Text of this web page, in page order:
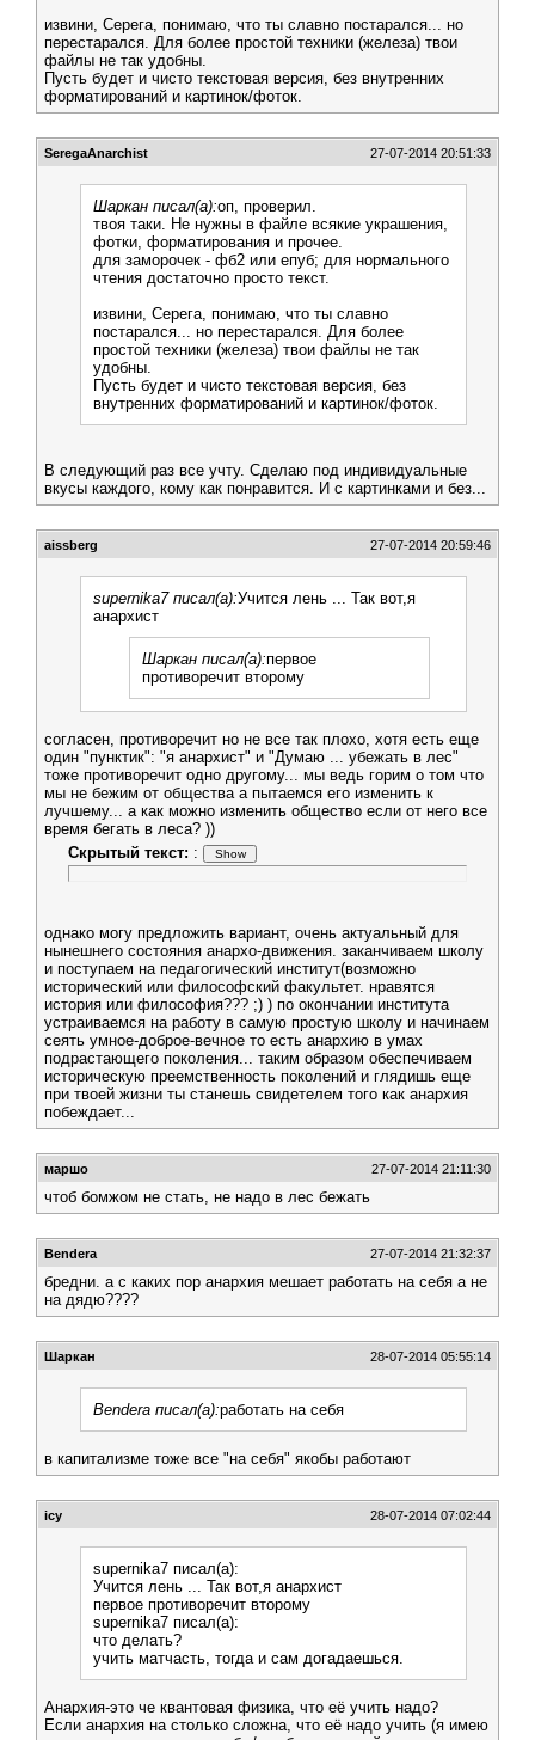
извини, Серега, понимаю, что ты славно постарался... но
перестарался. Для более простой техники (железа) твои
файлы не так удобны.
Пусть будет и чисто текстовая версия, без внутренних
форматирований и картинок/фоток.
SeregaAnarchist 27-07-2014 20:51:33
Шаркан писал(а):оп, проверил.
твоя таки. Не нужны в файле всякие украшения,
фотки, форматирования и прочее.
для заморочек - фб2 или епуб; для нормального
чтения достаточно просто текст.
извини, Серега, понимаю, что ты славно
постарался... но перестарался. Для более
простой техники (железа) твои файлы не так
удобны.
Пусть будет и чисто текстовая версия, без
внутренних форматирований и картинок/фоток.
В следующий раз все учту. Сделаю под индивидуальные
вкусы каждого, кому как понравится. И с картинками и без...
aissberg 27-07-2014 20:59:46
supernika7 писал(а):Учится лень ... Так вот,я
анархист
Шаркан писал(а):первое
противоречит второму
согласен, противоречит но не все так плохо, хотя есть еще
один "пунктик": "я анархист" и "Думаю ... убежать в лес"
тоже противоречит одно другому... мы ведь горим о том что
мы не бежим от общества а пытаемся его изменить к
лучшему... а как можно изменить общество если от него все
время бегать в леса? ))
Скрытый текст: :
однако могу предложить вариант, очень актуальный для
нынешнего состояния анархо-движения. заканчиваем школу
и поступаем на педагогический институт(возможно
исторический или философский факультет. нравятся
история или философия??? ;) ) по окончании института
устраиваемся на работу в самую простую школу и начинаем
сеять умное-доброе-вечное то есть анархию в умах
подрастающего поколения... таким образом обеспечиваем
историческую преемственность поколений и глядишь еще
при твоей жизни ты станешь свидетелем того как анархия
побеждает...
маршо 27-07-2014 21:11:30
чтоб бомжом не стать, не надо в лес бежать
Bendera 27-07-2014 21:32:37
бредни. а с каких пор анархия мешает работать на себя а не
на дядю????
Шаркан 28-07-2014 05:55:14
Bendera писал(а):работать на себя
в капитализме тоже все "на себя" якобы работают
icy 28-07-2014 07:02:44
supernika7 писал(а):
Учится лень ... Так вот,я анархист
первое противоречит второму
supernika7 писал(а):
что делать?
учить матчасть, тогда и сам догадаешься.
Анархия-это че квантовая физика, что её учить надо?
Если анархия на столько сложна, что её надо учить (я имею